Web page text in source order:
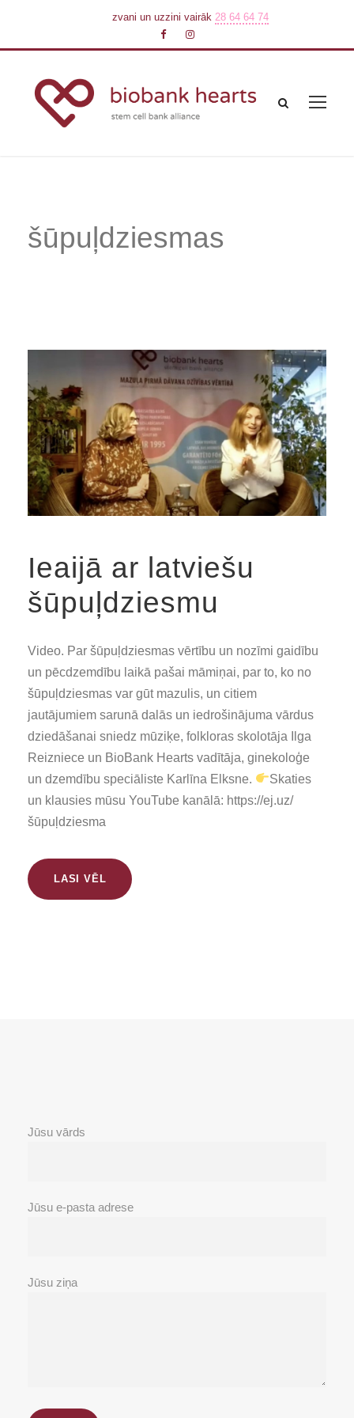
zvani un uzzini vairāk 28 64 64 74
šūpuļdziesmas
Ieaijā ar latviešu
šūpuļdziesmu
Video. Par šūpuļdziesmas vērtību un nozīmi gaidību
un pēcdzemdību laikā pašai māmiņai, par to, ko no
šūpuļdziesmas var gūt mazulis, un citiem
jautājumiem sarunā dalās un iedrošinājuma vārdus
dziedāšanai sniedz mūziķe, folkloras skolotāja Ilga
Reizniece un BioBank Hearts vadītāja, ginekoloģe
un dzemdību speciāliste Karlīna Elksne.
Skaties
un klausies mūsu YouTube kanālā: https://ej.uz/
šūpuļdziesma
LASI VĒL
Jūsu vārds
Jūsu e-pasta adrese
Jūsu ziņa